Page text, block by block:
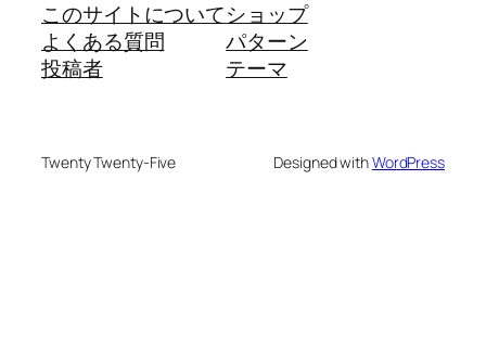
このサイトについて
よくある質問
投稿者
ショップ
パターン
テーマ
Twenty Twenty-Five Designed withWordPress